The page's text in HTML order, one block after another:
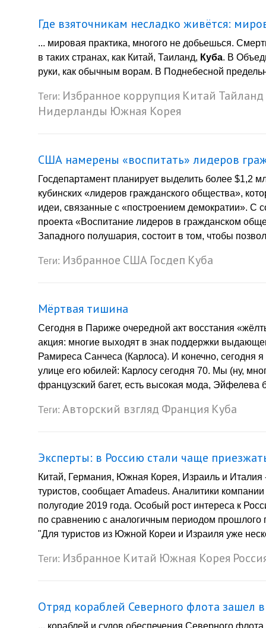
Где взяточникам несладко живётся:
... мировая практика, многого не добьешься.
в таких странах, как Китай, Таиланд, Куба. В
руки, как обычным ворам. В Поднебесной
Теги: Избранное коррупция Китай Тайланд
Нидерланды Южная Корея
США намерены «воспитать» лидеров
Госдепартамент планирует выделить более $1,2
кубинских «лидеров гражданского общества»,
идеи, связанные с «построением демократии». С
проекта «Воспитание лидеров в гражданском
Западного полушария, состоит в том, чтобы
Теги: Избранное США Госдеп Куба
Мёртвая тишина
Сегодня в Париже очередной акт восстания
акция: многие выходят в знак поддержки
Рамиреса Санчеса (Карлоса). И конечно, сегодня
улице его юбилей: Карлосу сегодня 70. Мы (ну,
французский багет, есть высокая мода,
Теги: Авторский взгляд Франция Куба
Эксперты: в Россию стали чаще
Китай, Германия, Южная Корея, Израиль и Италия
туристов, сообщает Amadeus. Аналитики
полугодие 2019 года. Особый рост интереса к
по сравнению с аналогичным периодом
"Для туристов из Южной Кореи и Израиля уже
Теги: Избранное Китай Южная Корея
Отряд кораблей Северного флота зашел в